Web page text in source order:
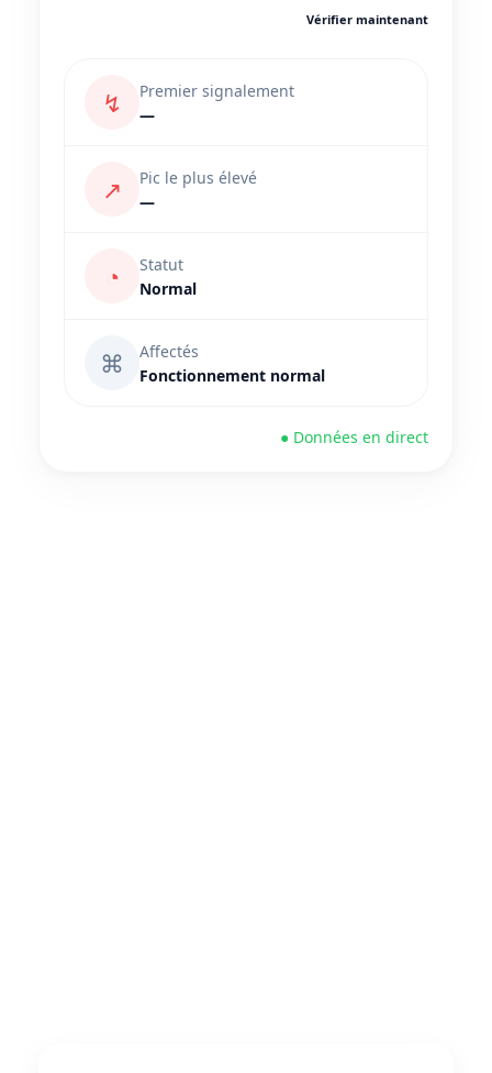
Vérifier maintenant
↯
Premier signalement
—
↗
Pic le plus élevé
—
◔
Statut
Normal
⌘
Affectés
Fonctionnement normal
● Données en direct